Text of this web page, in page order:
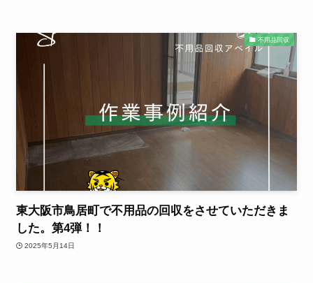
不用品回収
東大阪市鳥居町で不用品の回収をさせていただきま
した。第4弾！！
2025年5月14日